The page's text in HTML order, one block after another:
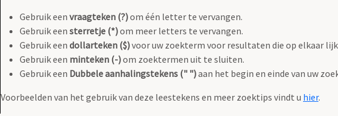
Gebruik een vraagteken (?)om één letter te vervangen.
Gebruik een sterretje (*)om meer letters te vervangen.
Gebruik een dollarteken ($)voor uw zoekterm voor resultaten die op elkaar
Gebruik een minteken (-)om zoektermen uit te sluiten.
Gebruik een Dubbele aanhalingstekens (" ")aan het begin en einde van uw
Voorbeelden van het gebruik van deze leestekens en meer zoektips vindt u hier.